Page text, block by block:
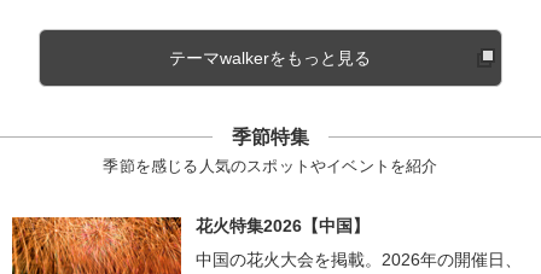
テーマwalkerをもっと見る
季節特集
季節を感じる人気のスポットやイベントを紹介
花火特集2026【中国】
中国の花火大会を掲載。2026年の開催日、